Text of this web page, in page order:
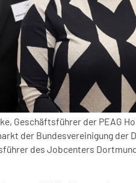
Geschäftsführer der PEAG
der Bundesvereinigung der
des Jobcenters